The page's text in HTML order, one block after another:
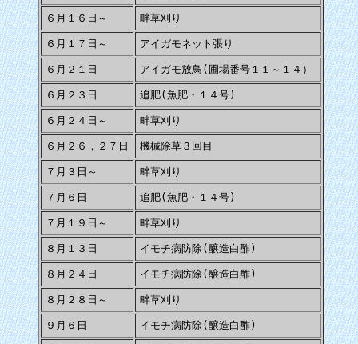
６月１６日～ 畔草刈り
６月１７日～ アイガモネット張り
６月２１日 アイガモ放鳥(圃場番号１１～１４）
６月２３日 追肥(魚肥・１４号)
６月２４日～ 畔草刈り
６月２６，２７日 機械除草３回目
７月３日～ 畔草刈り
７月６日 追肥(魚肥・１４号)
７月１９日～ 畔草刈り
８月１３日 イモチ病防除(醸造白酢)
８月２４日 イモチ病防除(醸造白酢)
８月２８日～ 畔草刈り
９月６日 イモチ病防除(醸造白酢)